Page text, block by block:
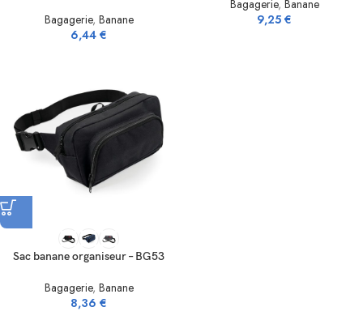
Bagagerie, Banane
6,44 €
Bagagerie, Banane
9,25 €
Sac banane organiseur – BG53
Bagagerie, Banane
8,36 €